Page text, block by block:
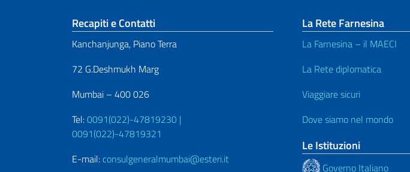
Sezione footer
Recapiti e Contatti
Kanchanjunga, Piano Terra
72 G.Deshmukh Marg
Mumbai – 400 026
Tel:0091(022)-47819230 |
0091(022)-47819321
E-mail: consulgeneralmumbai@esteri.it
La Rete Farnesina
La Farnesina – il MAECI
La Rete diplomatica
Viaggiare sicuri
Dove siamo nel mondo
Le Istituzioni
Governo Italiano